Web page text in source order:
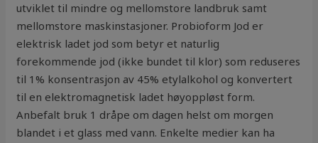
utviklet til mindre og mellomstore landbruk samt
mellomstore maskinstasjoner. Probioform Jod er
elektrisk ladet jod som betyr et naturlig
forekommende jod (ikke bundet til klor) som reduseres
til 1% konsentrasjon av 45% etylalkohol og konvertert
til en elektromagnetisk ladet høyoppløst form.
Anbefalt bruk 1 dråpe om dagen helst om morgen
blandet i et glass med vann. Enkelte medier kan ha